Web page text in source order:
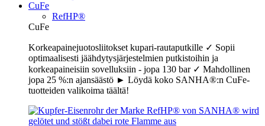
CuFe
RefHP®
CuFe
Korkeapainejuotosliitokset kupari-rautaputkille ✓ Sopii
optimaalisesti jäähdytysjärjestelmien putkistoihin ja
korkeapaineisiin sovelluksiin - jopa 130 bar ✓ Mahdollinen
jopa 25 %:n ajansäästö ► Löydä koko SANHA®:n CuFe-
tuotteiden valikoima täältä!